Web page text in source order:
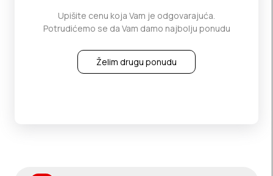
Upišite cenu koja Vam je odgovarajuća.
Potrudićemo se da Vam damo najbolju ponudu
Želim drugu ponudu